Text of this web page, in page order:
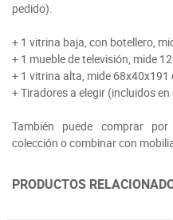
pedido).
+ 1 vitrina baja, con botellero,
+ 1 mueble de televisión, mide
+ 1 vitrina alta, mide 68x40x191
+ Tiradores a elegir (incluidos en
También puede comprar
colección o combinar con
PRODUCTOS